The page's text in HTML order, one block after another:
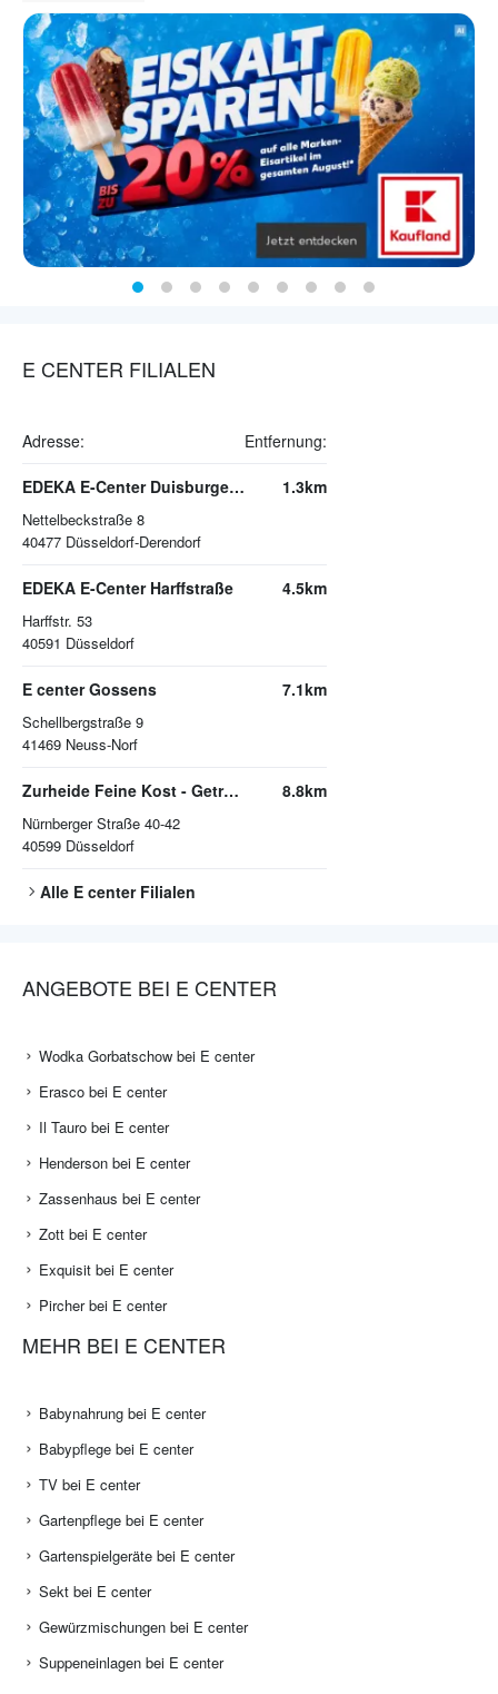
E CENTER FILIALEN
Adresse: Entfernung:
EDEKA E-Center Duisburger Straße
Nettelbeckstraße 8
40477 Düsseldorf-Derendorf
1.3km
EDEKA E-Center Harffstraße
Harffstr. 53
40591 Düsseldorf
4.5km
E center Gossens
Schellbergstraße 9
41469 Neuss-Norf
7.1km
Zurheide Feine Kost - Getränkemarkt
Nürnberger Straße 40-42
40599 Düsseldorf
8.8km
Alle E centerFilialen
ANGEBOTE BEI E CENTER
Wodka Gorbatschow bei E center
Erasco bei E center
Il Tauro bei E center
Henderson bei E center
Zassenhaus bei E center
Zott bei E center
Exquisit bei E center
Pircher bei E center
MEHR BEI E CENTER
Babynahrung bei E center
Babypflege bei E center
TV bei E center
Gartenpflege bei E center
Gartenspielgeräte bei E center
Sekt bei E center
Gewürzmischungen bei E center
Suppeneinlagen bei E center